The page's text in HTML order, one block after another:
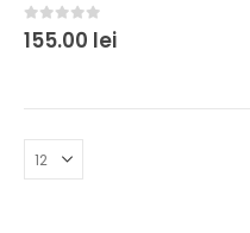
0 out of 5
155.00 lei